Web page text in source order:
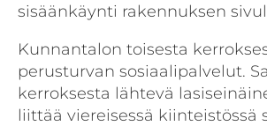
sisäänkäynti rakennuksen
Kunnantalon toisesta
perusturvan sosiaalipalvelut.
kerroksesta lähtevä
liittää viereisessä kiinteistössä